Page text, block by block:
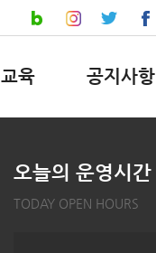
교육 공지사항
오늘의 운영시간
TODAY OPEN HOURS